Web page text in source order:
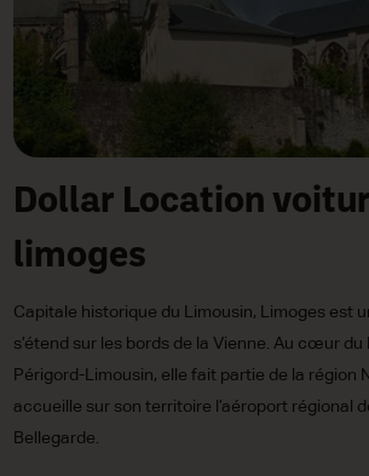
Dollar Location
limoges
Capitale historique du Limousin, Limoges est
s’étend sur les bords de la Vienne. Au cœur du
Périgord-Limousin, elle fait partie de la région
accueille sur son territoire l’aéroport régional
Bellegarde.